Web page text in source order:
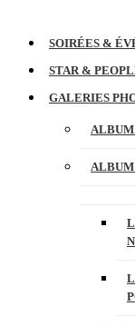
SOIRÉES &
STAR &
GALERIES
ALBUM
ALBUM